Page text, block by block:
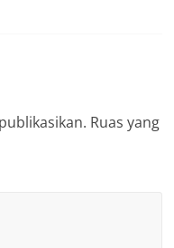
Ruas yang